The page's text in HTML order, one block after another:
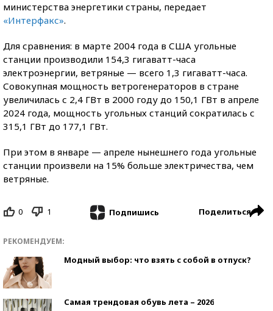
министерства энергетики страны, передает
«Интерфакс».
Для сравнения: в марте 2004 года в США угольные
станции производили 154,3 гигаватт-часа
электроэнергии, ветряные — всего 1,3 гигаватт-часа.
Совокупная мощность ветрогенераторов в стране
увеличилась с 2,4 ГВт в 2000 году до 150,1 ГВт в апреле
2024 года, мощность угольных станций сократилась с
315,1 ГВт до 177,1 ГВт.
При этом в январе — апреле нынешнего года угольные
станции произвели на 15% больше электричества, чем
ветряные.
0 1 Подпишись Поделиться
РЕКОМЕНДУЕМ:
Модный выбор: что взять с собой в отпуск?
Самая трендовая обувь лета – 2026